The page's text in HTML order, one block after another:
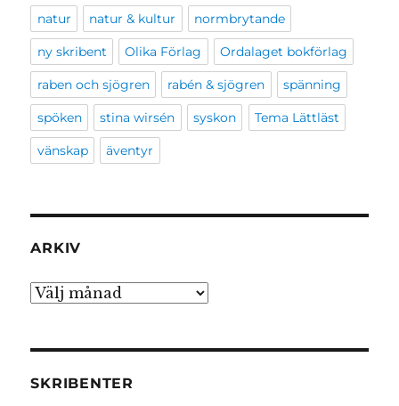
natur natur & kultur normbrytande
ny skribent Olika Förlag Ordalaget bokförlag
raben och sjögren rabén & sjögren spänning
spöken stina wirsén syskon Tema Lättläst
vänskap äventyr
ARKIV
Arkiv
SKRIBENTER